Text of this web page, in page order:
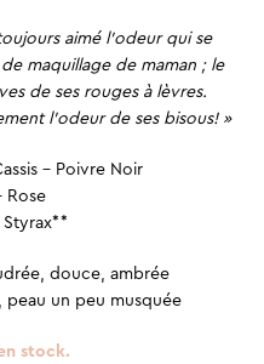
toujours aimé l’odeur qui se
maquillage de maman ; le
de ses rouges à lèvres.
l’odeur de ses bisous! »
– Poivre Noir
Rose
Styrax**
douce, ambrée
peau un peu musquée
stock.